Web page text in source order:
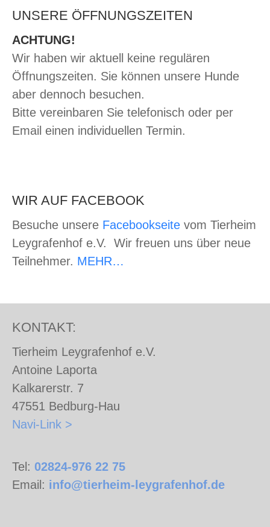
UNSERE ÖFFNUNGSZEITEN
ACHTUNG!
Wir haben wir aktuell keine regulären
Öffnungszeiten. Sie können unsere Hunde
aber dennoch besuchen.
Bitte vereinbaren Sie telefonisch oder per
Email einen individuellen Termin.
WIR AUF FACEBOOK
Besuche unsere Facebookseite vom Tierheim
Leygrafenhof e.V. Wir freuen uns über neue
Teilnehmer. MEHR…
KONTAKT:
Tierheim Leygrafenhof e.V.
Antoine Laporta
Kalkarerstr. 7
47551 Bedburg-Hau
Navi-Link >
Tel: 02824-976 22 75
Email: info@tierheim-leygrafenhof.de